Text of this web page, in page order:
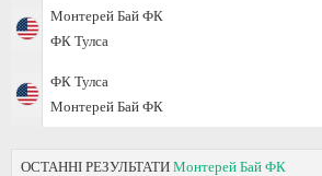
Монтерей Бай ФК
ФК Тулса
ФК Тулса
Монтерей Бай ФК
ОСТАННІ РЕЗУЛЬТАТИ Монтерей Бай ФК